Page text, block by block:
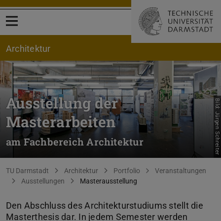
Menü öffnen
Architektur
Ausstellung der
Masterarbeiten
am Fachbereich Architektur Bild: Jürgen Schreiter
Sie befinden sich hier:
TU Darmstadt Architektur Portfolio
Veranstaltungen
Ausstellungen
Masterausstellung
Den Abschluss des Architekturstudiums stellt die
Masterthesis dar. In jedem Semester werden